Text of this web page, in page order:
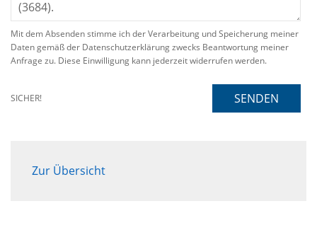
Mit dem Absenden stimme ich der Verarbeitung und Speicherung meiner
Daten gemäß der Datenschutzerklärung zwecks Beantwortung meiner
Anfrage zu. Diese Einwilligung kann jederzeit widerrufen werden.
SICHER! SENDEN
Zur Übersicht